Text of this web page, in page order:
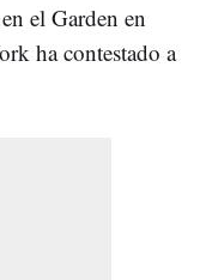
el Garden en
ha contestado a